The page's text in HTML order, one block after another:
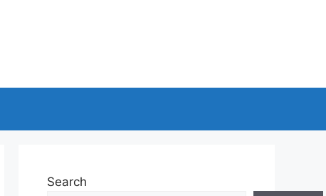
Search